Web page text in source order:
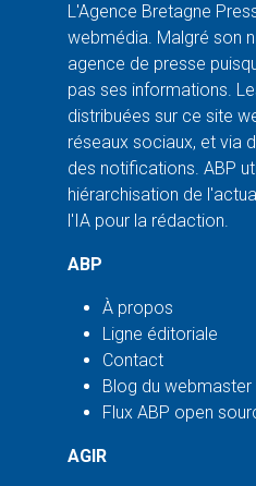
L'Agence Bretagne
webmédia. Malgré son
agence de presse
pas ses informations.
distribuées sur ce site
réseaux sociaux, et via
des notifications. ABP
hiérarchisation de
l'IA pour la rédaction.
ABP
À propos
Ligne éditoriale
Contact
Blog du webmaster
Flux ABP open
AGIR